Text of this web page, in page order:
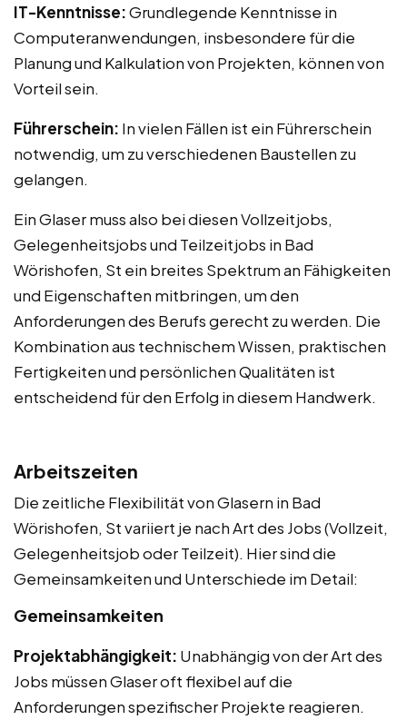
IT-Kenntnisse:Grundlegende Kenntnisse in
Computeranwendungen, insbesondere für die
Planung und Kalkulation von Projekten, können von
Vorteil sein.
Führerschein: In vielen Fällen ist ein Führerschein
notwendig, um zu verschiedenen Baustellen zu
gelangen.
Ein Glaser muss also bei diesen Vollzeitjobs,
Gelegenheitsjobs und Teilzeitjobs in Bad
Wörishofen, St ein breites Spektrum an Fähigkeiten
und Eigenschaften mitbringen, um den
Anforderungen des Berufs gerecht zu werden. Die
Kombination aus technischem Wissen, praktischen
Fertigkeiten und persönlichen Qualitäten ist
entscheidend für den Erfolg in diesem Handwerk.
Arbeitszeiten
Die zeitliche Flexibilität von Glasern in Bad
Wörishofen, St variiert je nach Art des Jobs (Vollzeit,
Gelegenheitsjob oder Teilzeit). Hier sind die
Gemeinsamkeiten und Unterschiede im Detail:
Gemeinsamkeiten
Projektabhängigkeit: Unabhängig von der Art des
Jobs müssen Glaser oft flexibel auf die
Anforderungen spezifischer Projekte reagieren.